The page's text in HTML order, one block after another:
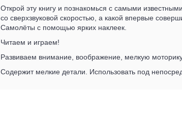
Открой эту книгу и познакомься с самыми
со сверхзвуковой скоростью, а какой впервые
Самолёты с помощью ярких наклеек.
Читаем и играем!
Развиваем внимание, воображение, мелкую
Содержит мелкие детали. Использовать под